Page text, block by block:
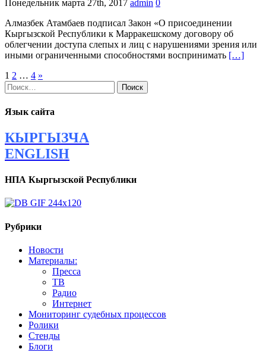
Понедельник марта 27th, 2017 admin 0
Алмазбек Атамбаев подписал Закон «О присоединении
Кыргызской Республики к Марракешскому договору об
облегчении доступа слепых и лиц с нарушениями зрения или
иными ограниченными способностями воспринимать […]
Навигация
по
записям
1 2 … 4 »
Найти:
Язык сайта
КЫРГЫЗЧА
ENGLISH
НПА Кыргызской Республики
Рубрики
Новости
Материалы:
Пресса
ТВ
Радио
Интернет
Мониторинг судебных процессов
Ролики
Стенды
Блоги